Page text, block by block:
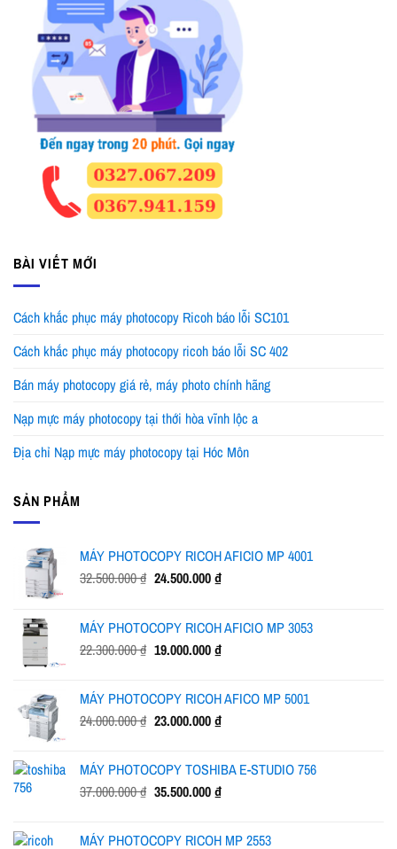
BÀI VIẾT MỚI
Cách khắc phục máy photocopy Ricoh báo lỗi SC101
Cách khắc phục máy photocopy ricoh báo lỗi SC 402
Bán máy photocopy giá rẻ, máy photo chính hãng
Nạp mực máy photocopy tại thới hòa vĩnh lộc a
Địa chỉ Nạp mực máy photocopy tại Hóc Môn
SẢN PHẨM
MÁY PHOTOCOPY RICOH AFICIO MP 4001
32.500.000₫ Giá
32.500.000 ₫.
24.500.000₫Giá
là:
24.500.000 ₫.
MÁY PHOTOCOPY RICOH AFICIO MP 3053
22.300.000₫ Giá
22.300.000 ₫.
19.000.000₫Giá
là:
19.000.000 ₫.
MÁY PHOTOCOPY RICOH AFICO MP 5001
24.000.000₫ Giá
24.000.000 ₫.
23.000.000₫Giá
là:
23.000.000 ₫.
MÁY PHOTOCOPY TOSHIBA E-STUDIO 756
37.000.000₫ Giá
35.500.000₫Giá
MÁY PHOTOCOPY RICOH MP 2553